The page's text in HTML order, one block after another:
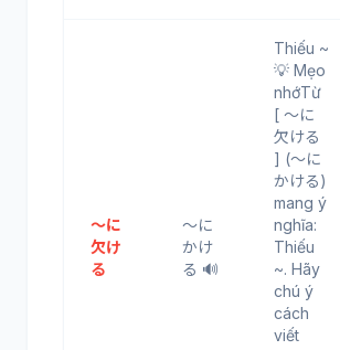
～に
欠け
る
～に
かけ
る 🔊
Thiếu ~
💡 Mẹo
nhớTừ
[ ～に
欠ける
] (～に
かける)
mang ý
nghĩa:
Thiếu
~. Hãy
chú ý
cách
viết